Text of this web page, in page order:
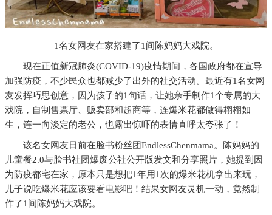
1名女网友在家搭建了1间陈妈妈大戏院。
现在正值新冠肺炎(COVID-19)疫情期间，各国政府都在宣导
加强防疫，不少民众也都减少了出外的社交活动。最近有1名女网
友发挥巧思创意，因为孩子的1句话，让她亲手制作1个专属的大
戏院，自制售票厅、贩卖部和超商等，连爆米花都做得栩栩如
生，连一向淡定的老公，也露出惊吓的表情直呼太夸张了！
该名女网友日前在脸书粉丝团EndlessChenmama。陈妈妈的
儿童餐2.0与脸书社团爆废公社公开版发文和分享照片，她提到因
为防疫都宅在家，原本只是想把1年用1次的爆米花机拿出来玩，
儿子说吃爆米花应该要看电影吧！结果女网友灵机一动，竟然制
作了1间陈妈妈大戏院。